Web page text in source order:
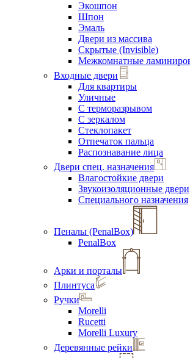
Экошпон
Шпон
Эмаль
Двери из массива
Скрытые (Invisible)
Межкомнатные
Входные двери
Для квартиры
Уличные
С терморазрывом
С зеркалом
Стеклопакет
Отпечаток пальца
Распознавание лица
Двери спец. назначения
Влагостойкие двери
Звукоизоляционные двери
Специального назначения
Пеналы (PenalBox)
PenalBox
Арки и порталы
Плинтуса
Ручки
Morelli
Rucetti
Morelli Luxury
Деревянные рейки